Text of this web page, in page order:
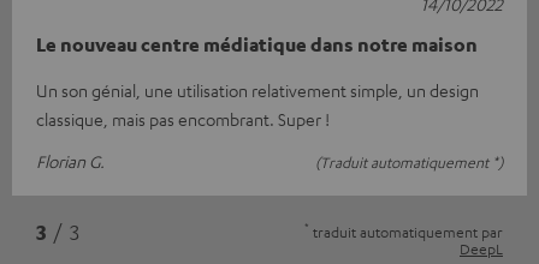
Le nouveau centre médiatique dans notre maison
Un son génial, une utilisation relativement simple, un design
classique, mais pas encombrant. Super !
Florian G.
(Traduit automatiquement *)
3 / 3 * traduit automatiquement par
DeepL